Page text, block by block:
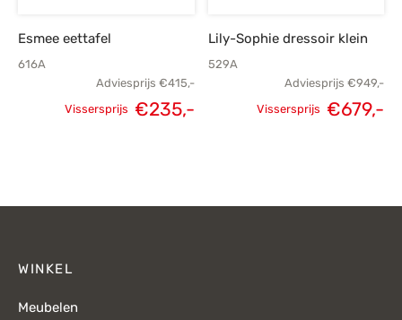
Esmee eettafel
616A
Adviesprijs €415,-
Vissersprijs €235,-
Lily-Sophie dressoir klein
529A
Adviesprijs €949,-
Vissersprijs €679,-
WINKEL
Meubelen